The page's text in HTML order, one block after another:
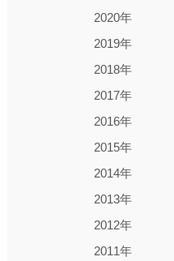
2020年
2019年
2018年
2017年
2016年
2015年
2014年
2013年
2012年
2011年